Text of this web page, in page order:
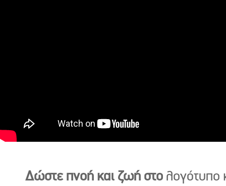
Δώστε πνοή και ζωή στο λογότυπο